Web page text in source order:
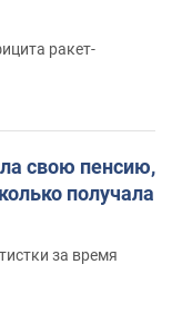
ракет-
свою пенсию,
получала
за время